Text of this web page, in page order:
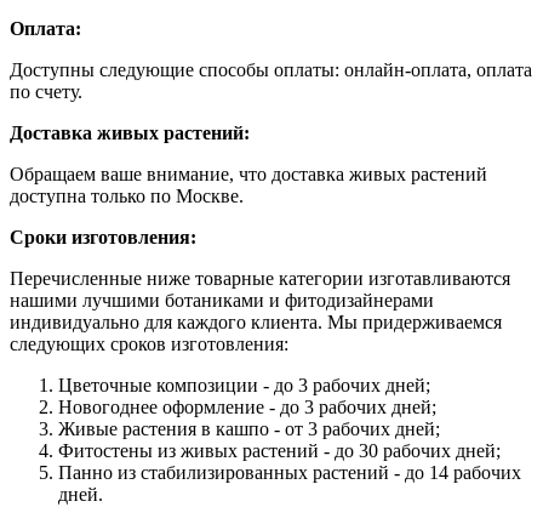
Оплата:
Доступны следующие способы оплаты: онлайн-оплата, оплата
по счету.
Доставка живых растений:
Обращаем ваше внимание, что доставка живых растений
доступна только по Москве.
Сроки изготовления:
Перечисленные ниже товарные категории изготавливаются
нашими лучшими ботаниками и фитодизайнерами
индивидуально для каждого клиента. Мы придерживаемся
следующих сроков изготовления:
Цветочные композиции - до 3 рабочих дней;
Новогоднее оформление - до 3 рабочих дней;
Живые растения в кашпо - от 3 рабочих дней;
Фитостены из живых растений - до 30 рабочих дней;
Панно из стабилизированных растений - до 14 рабочих
дней.